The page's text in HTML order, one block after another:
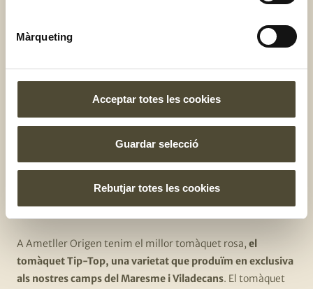
Màrqueting
Acceptar totes les cookies
Guardar selecció
Rebutjar totes les cookies
Tomàquet Tip-Top, el
nostre tomàquet rosa més
exclusiu
A Ametller Origen tenim el millor tomàquet rosa, el
tomàquet Tip-Top, una varietat que produïm en exclusiva
als nostres camps del Maresme i Viladecans. El tomàquet